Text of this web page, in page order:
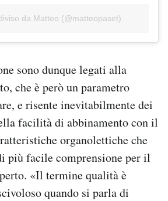
da Matteo (@matteopaset)
sono dunque legati alla
che è però un parametro
e risente inevitabilmente dei
facilità di abbinamento con il
organolettiche che
più facile comprensione per il
«Il termine qualità è
quando si parla di